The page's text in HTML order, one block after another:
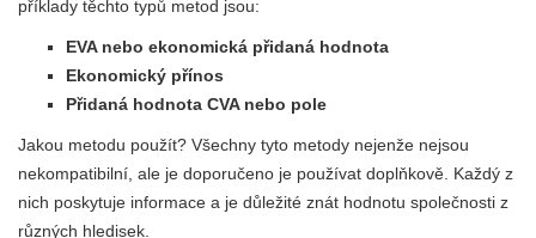
příklady těchto typů metod jsou:
EVA nebo ekonomická přidaná hodnota
Ekonomický přínos
Přidaná hodnota CVA nebo pole
Jakou metodu použít? Všechny tyto metody nejenže nejsou
nekompatibilní, ale je doporučeno je používat doplňkově. Každý z
nich poskytuje informace a je důležité znát hodnotu společnosti z
různých hledisek.